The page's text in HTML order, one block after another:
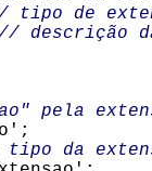
tipo de
descrição
pela
da